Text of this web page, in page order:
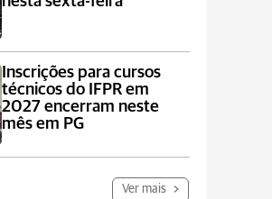
Inscrições para cursos
técnicos do IFPR em
2027 encerram neste
mês em PG
Ver mais